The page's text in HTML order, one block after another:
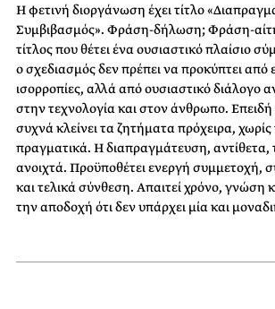
Η φετινή διοργάνωση έχει τίτλο
Συμβιβασμός». Φράση-δήλωση; Φράση-
τίτλος που θέτει ένα ουσιαστικό πλαίσιο
ο σχεδιασμός δεν πρέπει να προκύπτει από
ισορροπίες, αλλά από ουσιαστικό διάλογο
στην τεχνολογία και στον άνθρωπο.
συχνά κλείνει τα ζητήματα πρόχειρα, χωρίς
πραγματικά. Η διαπραγμάτευση, αντίθετα,
ανοιχτά. Προϋποθέτει ενεργή συμμετοχή,
και τελικά σύνθεση. Απαιτεί χρόνο, γνώση
την αποδοχή ότι δεν υπάρχει μία και